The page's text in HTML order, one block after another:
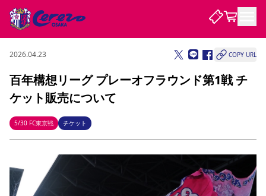
試合・チーム
試合について
試合日程 / 結果 順位表
チームについて
選手・スタッフ スケジュール
レディース
アカデミー
観戦する
チケット
チケット情報 販売スケジュール
シーズンシート
団体チケット
特定興行入場券
クラブを知る
セレッソ大阪について
ファンクラブ
2026.04.23 COPY URL
百年構想リーグ プレーオフラウンド第1戦 チ
ケット販売について
5/30 FC東京戦 チケット